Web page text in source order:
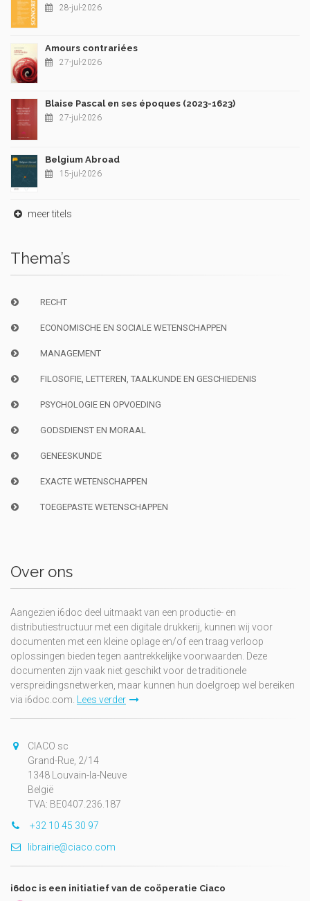
28-jul-2026
Amours contrariées
27-jul-2026
Blaise Pascal en ses époques (2023-1623)
27-jul-2026
Belgium Abroad
15-jul-2026
meer titels
Thema’s
RECHT
ECONOMISCHE EN SOCIALE WETENSCHAPPEN
MANAGEMENT
FILOSOFIE, LETTEREN, TAALKUNDE EN GESCHIEDENIS
PSYCHOLOGIE EN OPVOEDING
GODSDIENST EN MORAAL
GENEESKUNDE
EXACTE WETENSCHAPPEN
TOEGEPASTE WETENSCHAPPEN
Over ons
Aangezien i6doc deel uitmaakt van een productie- en
distributiestructuur met een digitale drukkerij, kunnen wij voor
documenten met een kleine oplage en/of een traag verloop
oplossingen bieden tegen aantrekkelijke voorwaarden. Deze
documenten zijn vaak niet geschikt voor de traditionele
verspreidingsnetwerken, maar kunnen hun doelgroep wel bereiken
via i6doc.com. Lees verder
CIACO sc
Grand-Rue, 2/14
1348 Louvain-la-Neuve
België
TVA: BE0407.236.187
+32 10 45 30 97
librairie@ciaco.com
i6doc is een initiatief van de coöperatie Ciaco